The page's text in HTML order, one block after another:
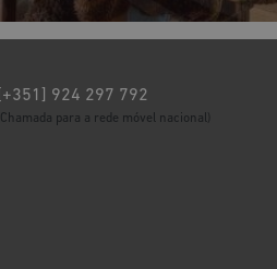
[+351] 924 297 792
(Chamada para a rede móvel nacional)